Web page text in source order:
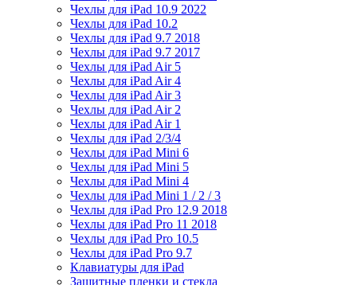
Чехлы для iPad 10.9 2022
Чехлы для iPad 10.2
Чехлы для iPad 9.7 2018
Чехлы для iPad 9.7 2017
Чехлы для iPad Air 5
Чехлы для iPad Air 4
Чехлы для iPad Air 3
Чехлы для iPad Air 2
Чехлы для iPad Air 1
Чехлы для iPad 2/3/4
Чехлы для iPad Mini 6
Чехлы для iPad Mini 5
Чехлы для iPad Mini 4
Чехлы для iPad Mini 1 / 2 / 3
Чехлы для iPad Pro 12.9 2018
Чехлы для iPad Pro 11 2018
Чехлы для iPad Pro 10.5
Чехлы для iPad Pro 9.7
Клавиатуры для iPad
Защитные пленки и стекла